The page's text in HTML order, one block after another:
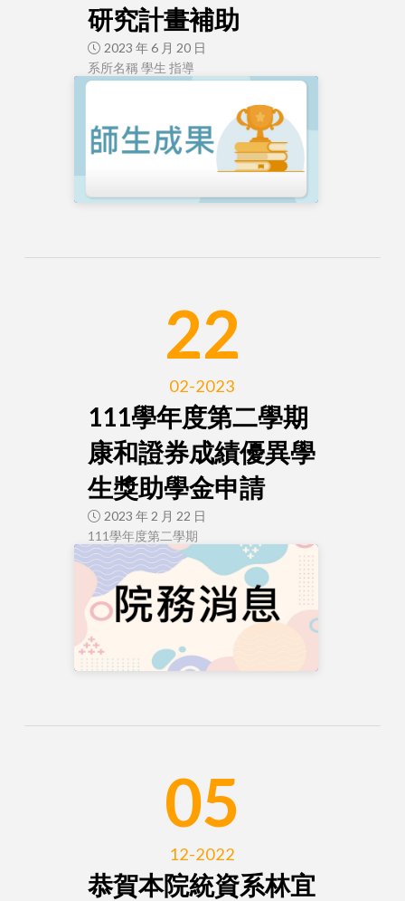
研究計畫補助
2023 年 6 月 20 日
系所名稱 學生 指導
22
02-2023
111學年度第二學期
康和證券成績優異學
生獎助學金申請
2023 年 2 月 22 日
111學年度第二學期
05
12-2022
恭賀本院統資系林宜